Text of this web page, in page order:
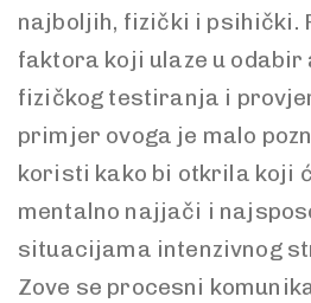
najboljih, fizički i psihički.
faktora koji ulaze u
fizičkog testiranja i
primjer ovoga je malo
koristi kako bi otkrila koji
mentalno najjači i
situacijama intenzivnog
Zove se procesni